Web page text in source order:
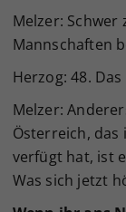
Melzer:
Mannschaften
Herzog: 48.
Melzer:
Österreich, das
verfügt hat, ist
Was sich jetzt